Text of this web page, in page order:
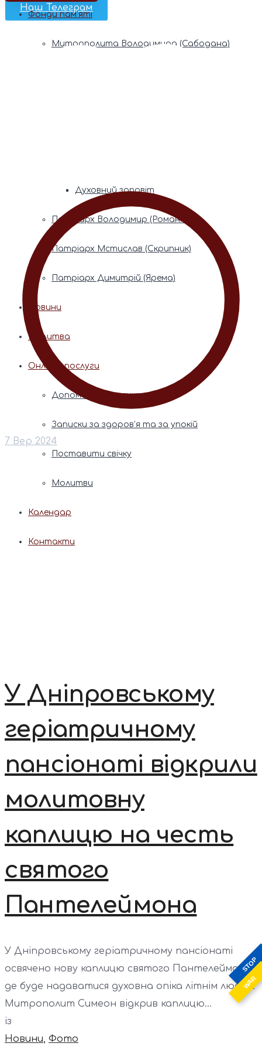
STOP
WAR
Наш Телеграм
Фонди пам’яті
Митрополита Володимира (Сабодана)
Духовний заповіт
Патріарх Володимир (Романюк)
Патріарх Мстислав (Скрипник)
Патріарх Димитрій (Ярема)
Новини
Молитва
Онлайн послуги
Допомога священника
Записки за здоров’я та за упокій
Поставити свічку
Молитви
Календар
Контакти
7 Вер 2024
У Дніпровському
геріатричному
пансіонаті відкрили
молитовну
каплицю на честь
святого
Пантелеймона
У Дніпровському геріатричному пансіонаті
освячено нову каплицю святого Пантелеймона,
де буде надаватися духовна опіка літнім людям.
Митрополит Симеон відкрив каплицю...
із
Новини, Фото